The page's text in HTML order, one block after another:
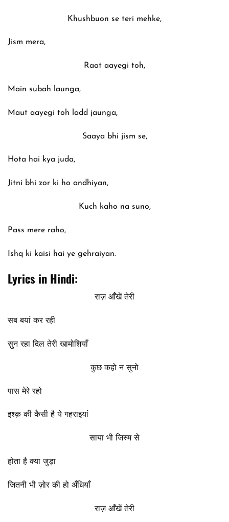
Khushbuon se teri mehke,
Jism mera,
Raat aayegi toh,
Main subah launga,
Maut aayegi toh ladd jaunga,
Saaya bhi jism se,
Hota hai kya juda,
Jitni bhi zor ki ho andhiyan,
Kuch kaho na suno,
Pass mere raho,
Ishq ki kaisi hai ye gehraiyan.
Lyrics in Hindi:
राज़ आँखें तेरी
सब बयां कर रही
सुन रहा दिल तेरी खामोशियाँ
कुछ कहो न सुनो
पास मेरे रहो
इश्क़ की कैसी है ये गहराइयां
साया भी जिस्म से
होता है क्या जुड़ा
जितनी भी ज़ोर की हो अँधियाँ
राज़ आँखें तेरी